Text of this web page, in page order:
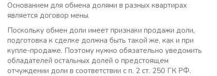
Основанием для обмена долями в разных квартирах
является договор мены.
Поскольку обмен доли имеет признаки продажи доли,
подготовка к сделке должна быть такой же, как и при
купле-продаже. Поэтому нужно обязательно уведомить
обладателей остальных долей о предстоящем
отчуждении доли в соответствии с п. 2 ст. 250 ГК РФ.